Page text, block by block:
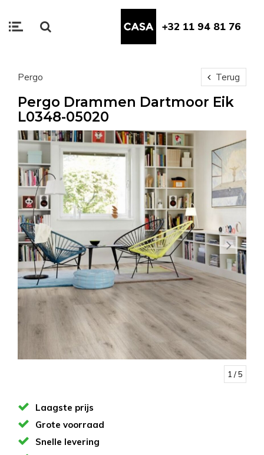
+32 11 94 81 76
Pergo Terug
Pergo Drammen Dartmoor Eik
L0348-05020
1 / 5
Laagste prijs
Grote voorraad
Snelle levering